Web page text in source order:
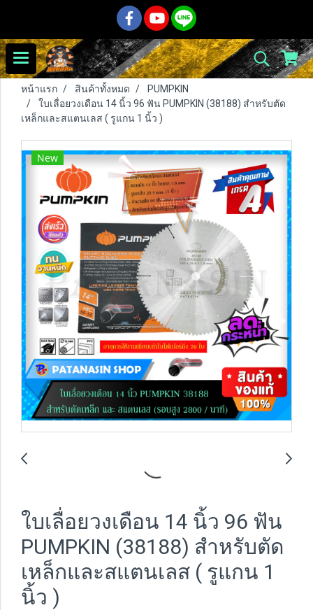
หน้าแรก สินค้าทั้งหมด
PUMPKIN
ใบเลื่อยวงเดือน 14 นิ้ว 96 ฟัน PUMPKIN (38188) สำหรับตัด
เหล็กและสแตนเลส ( รูแกน 1 นิ้ว )
New
ใบเลื่อยวงเดือน 14 นิ้ว 96 ฟัน
PUMPKIN (38188) สำหรับตัด
เหล็กและสแตนเลส ( รูแกน 1
นิ้ว )